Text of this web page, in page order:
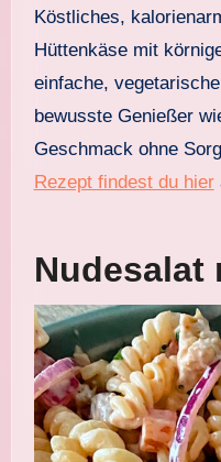
Köstliches,
Hüttenkäse mit
einfache,
bewusste Genießer
Geschmack ohne
Rezept findest du hier
Nudesalat